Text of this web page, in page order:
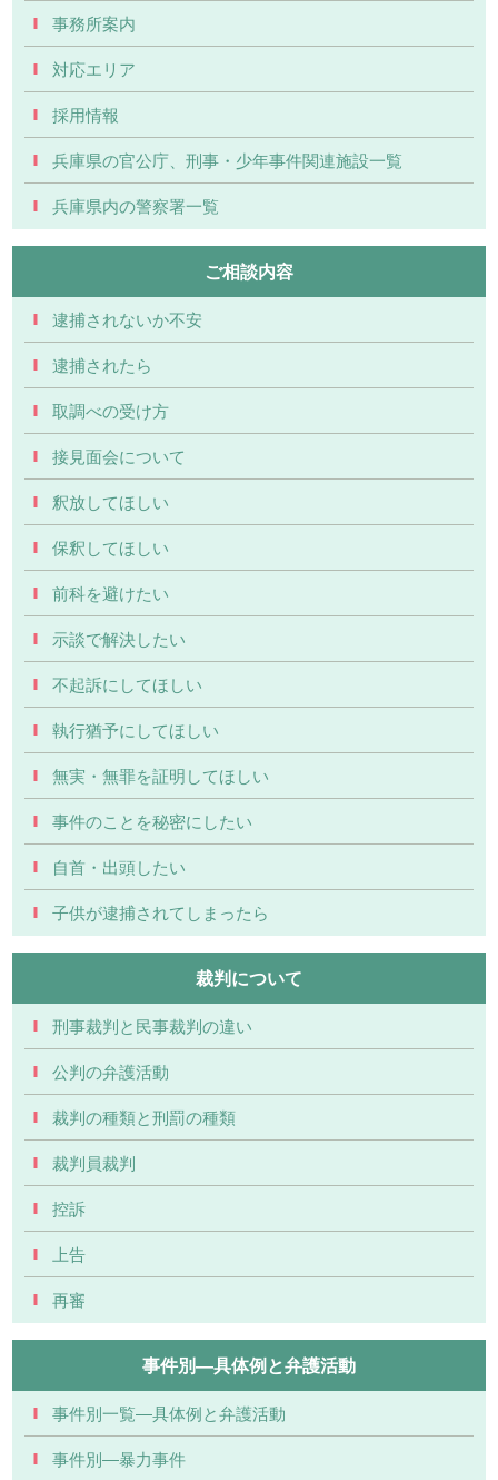
事務所案内
対応エリア
採用情報
兵庫県の官公庁、刑事・少年事件関連施設一覧
兵庫県内の警察署一覧
ご相談内容
逮捕されないか不安
逮捕されたら
取調べの受け方
接見面会について
釈放してほしい
保釈してほしい
前科を避けたい
示談で解決したい
不起訴にしてほしい
執行猶予にしてほしい
無実・無罪を証明してほしい
事件のことを秘密にしたい
自首・出頭したい
子供が逮捕されてしまったら
裁判について
刑事裁判と民事裁判の違い
公判の弁護活動
裁判の種類と刑罰の種類
裁判員裁判
控訴
上告
再審
事件別―具体例と弁護活動
事件別一覧―具体例と弁護活動
事件別―暴力事件